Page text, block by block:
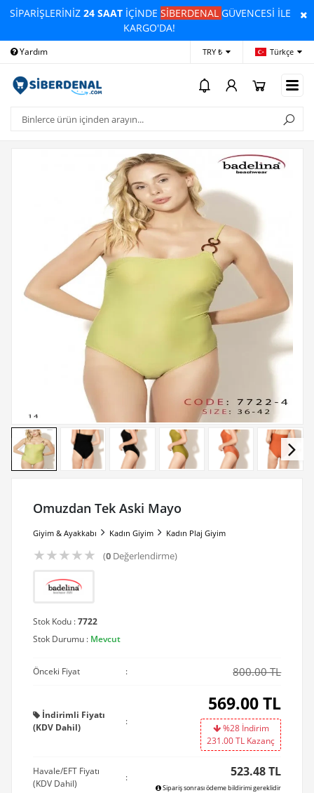
SİPARİŞLERİNİZ24 SAAT İÇİNDESİBERDENALGÜVENCESİ İLE
KARGO'DA!
Yardım Ödeme Bildirimi
TRY ₺ Türkçe
Omuzdan Tek Aski Mayo
Giyim & Ayakkabı Kadın Giyim Kadın Plaj Giyim
★★★★★ (0Değerlendirme)
Stok Kodu :7722
Stok Durumu : Mevcut
Önceki Fiyat : 800.00 TL
İndirimli Fiyatı
(KDV Dahil)
:
569.00TL
%28 İndirim
231.00TL Kazanç
Havale/EFT Fiyatı
(KDV Dahil)
: 523.48 TL
Sipariş sonrası ödeme bildirimi gereklidir